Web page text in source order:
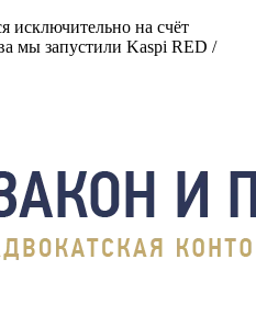
исключительно на счёт
мы запустили Kaspi RED /